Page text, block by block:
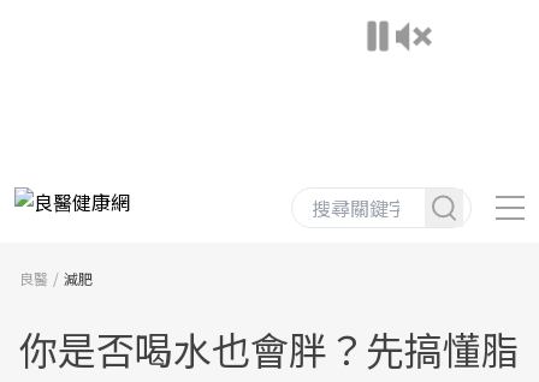
良醫 減肥
你是否喝水也會胖？先搞懂脂